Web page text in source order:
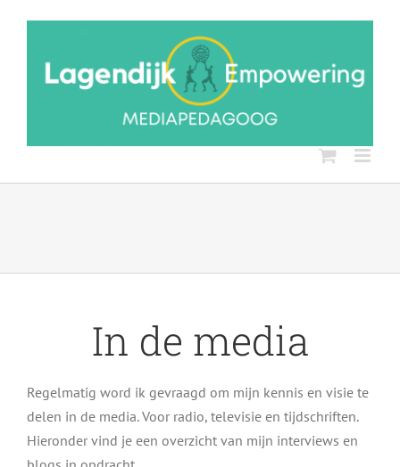
In de media
Regelmatig word ik gevraagd om mijn kennis en visie te
delen in de media. Voor radio, televisie en tijdschriften.
Hieronder vind je een overzicht van mijn interviews en
Mijn dochter (16) ziet via
Snapchat precies waar haar